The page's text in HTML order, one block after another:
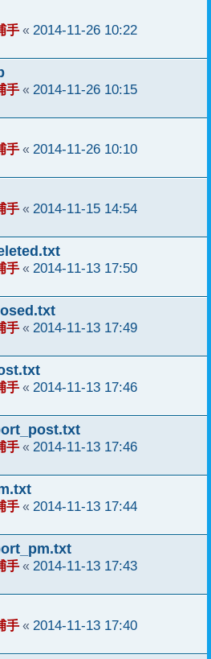
手 « 2014-11-26 10:22
手 « 2014-11-26 10:15
手 « 2014-11-26 10:10
手 « 2014-11-15 14:54
手 « 2014-11-13 17:50
手 « 2014-11-13 17:49
手 « 2014-11-13 17:46
手 « 2014-11-13 17:46
手 « 2014-11-13 17:44
手 « 2014-11-13 17:43
手 « 2014-11-13 17:40